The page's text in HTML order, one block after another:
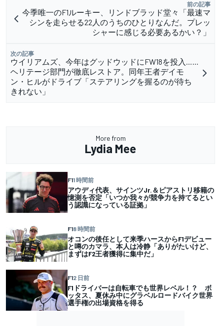
前の記事
今季唯一のF1ルーキー、リンドブラッド堂々「最速マ
シンを走らせる22人のうちのひとりなんだ。プレッ
シャーに感じる必要あるかい？」
次の記事
ウイリアムズ、今年はグッドウッドにFW18を投入……
ヘリテージ部門が徹底レストア。同年王者デイモ
ン・ヒルがドライブ「ステアリングを握るのが待ち
きれない」
More from
Lydia Mee
F11 時間前
アウディ代表、サインツJr.＆ピアストリ移籍の
憶測を否定「いつか我々が競争力を持てるとい
う認識になっている証拠」
F18 時間前
オコンの後任として来季ハースからF1デビュー
と噂のカマラ、本人は冷静「ありがたいけど、
まずはF2王者獲得に集中だ」
F12 日前
F1ドライバーは自転車でも世界レベル！？ ボ
ッタス、夏休み中にグラベルロードバイク世界
選手権の出場資格を得る